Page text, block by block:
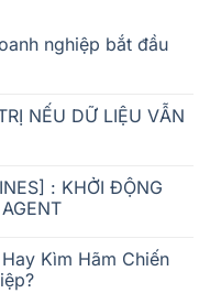
nghiệp bắt đầu
NẾU DỮ LIỆU VẪN
: KHỞI ĐỘNG
Kìm Hãm Chiến